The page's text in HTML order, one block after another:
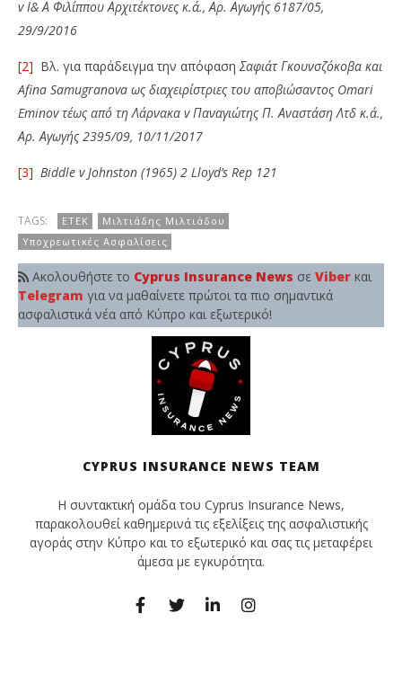
v Ι& Α Φιλίππου Αρχιτέκτονες κ.ά., Αρ. Αγωγής 6187/05,
29/9/2016
[2] Βλ. για παράδειγμα την απόφαση Σαφιάτ Γκουνσζόκοβα και
Afina Samugranova ως διαχειρίστριες του αποβιώσαντος Omari
Eminovτέως από τη Λάρνακα vΠαναγιώτης Π. Αναστάση Λτδ κ.ά.,
Αρ. Αγωγής 2395/09, 10/11/2017
[3] Biddle v Johnston (1965) 2 Lloyd’s Rep 121
TAGS: ΕΤΕΚ
Μιλτιάδης Μιλτιάδου
Υποχρεωτικές Ασφαλίσεις
Ακολουθήστε το Cyprus Insurance News σε Viber και
Telegram για να μαθαίνετε πρώτοι τα πιο σημαντικά
ασφαλιστικά νέα από Κύπρο και εξωτερικό!
CYPRUS INSURANCE NEWS TEAM
Η συντακτική ομάδα του Cyprus Insurance News,
παρακολουθεί καθημερινά τις εξελίξεις της ασφαλιστικής
αγοράς στην Κύπρο και το εξωτερικό και σας τις μεταφέρει
άμεσα με εγκυρότητα.